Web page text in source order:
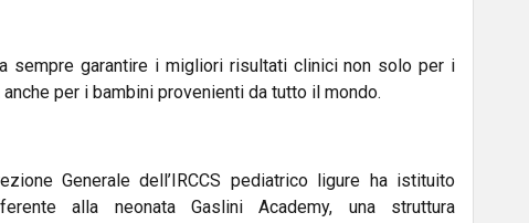
sempre garantire i migliori risultati clinici non solo per i
per i bambini provenienti da tutto il mondo.
Generale dell’IRCCS pediatrico ligure ha istituito
alla neonata Gaslini Academy, una struttura